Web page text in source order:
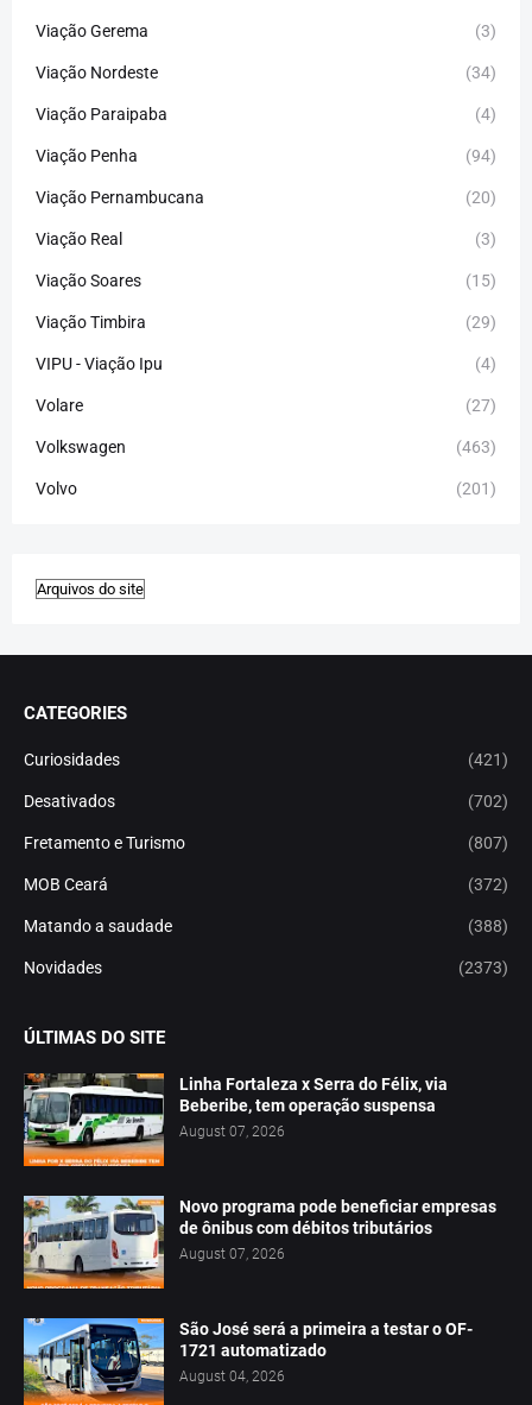
Viação Gerema (3)
Viação Nordeste (34)
Viação Paraipaba (4)
Viação Penha (94)
Viação Pernambucana (20)
Viação Real (3)
Viação Soares (15)
Viação Timbira (29)
VIPU - Viação Ipu (4)
Volare (27)
Volkswagen (463)
Volvo (201)
CATEGORIES
Curiosidades (421)
Desativados (702)
Fretamento e Turismo (807)
MOB Ceará (372)
Matando a saudade (388)
Novidades (2373)
ÚLTIMAS DO SITE
Linha Fortaleza x Serra do Félix, via
Beberibe, tem operação suspensa
August 07, 2026
Novo programa pode beneficiar empresas
de ônibus com débitos tributários
August 07, 2026
São José será a primeira a testar o OF-
1721 automatizado
August 04, 2026